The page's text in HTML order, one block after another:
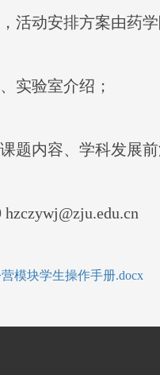
活动安排方案由药
实验室介绍；
题内容、学科发展
hzczywj@zju.edu.cn
模块学生操作手册.docx